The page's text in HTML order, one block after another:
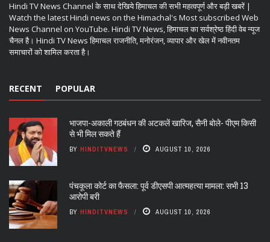
Hindi TV News Channel के साथ देखिये हिमाचल की सभी महत्वपूर्ण और बड़ी खबरें |
Watch the latest Hindi news on the Himachal's Most subscribed Web
News Channel on YouTube. Hindi TV News, हिमाचल का सर्वश्रेष्ठ हिंदी वेब न्यूज
चैनल है। Hindi TV News हिमाचल राजनीति, मनोरंजन, व्यापार और खेल में नवीनतम
समाचारों को शामिल करता है।
RECENT POPULAR
भाजपा-अकाली गठबंधन की अटकलें खारिज, सैनी बोले- पीएम किसी
से भी मिल सकते हैं
BY HINDITVNEWS AUGUST 10, 2026
पंचकूला कोर्ट का फैसला: पूर्व डीएसपी आत्महत्या मामला: सभी 13
आरोपी बरी
BY HINDITVNEWS AUGUST 10, 2026